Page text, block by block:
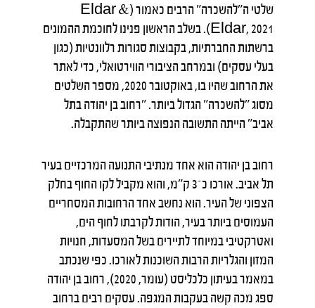
שלטי ה"להשכרה" הרבים כאמור (Eldar &
Eldar, 2021). בשלב הראשון פנינו לחוכמת ההמונים
ברשתות החברתיות, בקבוצות סגורות רלוונטיות (כגון
בעלי עסקים) ובמרחב הציבורי הווירטואלי, כדי לאתר
את הרחוב שהיו בו, באוקטובר 2020, מספר השלטים
מסוג "להשכרה" הגדול ביותר. "רחוב בן יהודה בתל
אביב" הייתה התשובה הנפוצה ביותר שהתקבלה.
רחוב בן יהודה הוא אחד מנתיבי התנועה המרכזיים בעיר
תל אביב. אורכו כ־3 ק"מ, והוא מקביל לקו החוף בחלק
הצפוני של העיר. הוא נחשב אחד הרחובות המסחריים
העמוסים ביותר בעיר, הודות לקרבתו לחוף הים,
ואטרקטיבי במיוחד לתיירים בשל המסעדות, חנויות
המזון והגלריות הרבות השוכנות לאורכו. כפי שנכתב
במאמר בעיתון כלכליסט (עומר, 2020), רחוב בן יהודה
ספג מכה קשה בעקבות המגפה. עסקים רבים ברחוב